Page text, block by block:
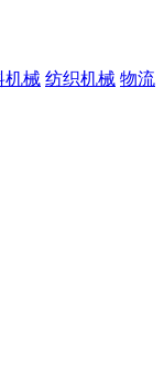
机械 纺织机械 物流